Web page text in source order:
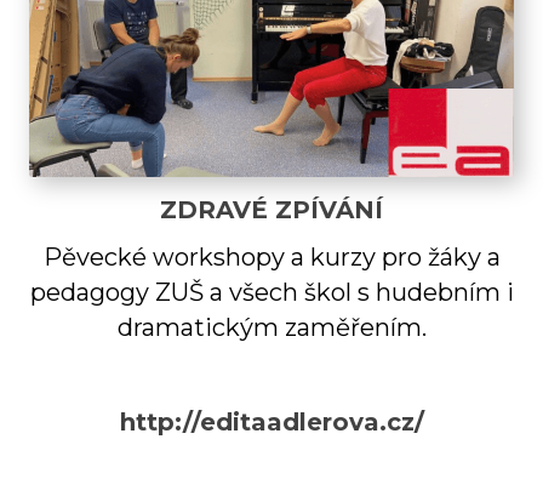
ZDRAVÉ ZPÍVÁNÍ
Pěvecké workshopy a kurzy pro žáky a
pedagogy ZUŠ a všech škol s hudebním i
dramatickým zaměřením.
http://editaadlerova.cz/